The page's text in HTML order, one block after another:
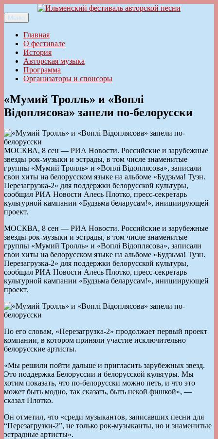
к
содержимому
Ильменский фестиваль авторской песни
Меню
Главная
О фестивале
История
Авторская музыка
Программа
Организаторы и спонсоры
«Мумий Тролль» и «Воплi
Вiдоплясова» запели по-белорусски
МОСКВА, 8 сен — РИА Новости. Российские и зарубежные
звезды рок-музыки и эстрады, в том числе знаменитые
группы «Мумий Тролль» и «Воплi Вiдоплясова», записали
свои хиты на белорусском языке на альбоме «Будзьма! Тузн.
Перезагрузка-2» для поддержки белорусской культуры,
сообщил РИА Новости Алесь Плотко, пресс-секретарь
культурной кампании «Будзьма беларусам!», инициирующей
проект.
МОСКВА, 8 сен — РИА Новости. Российские и зарубежные
звезды рок-музыки и эстрады, в том числе знаменитые
группы «Мумий Тролль» и «Воплi Вiдоплясова», записали
свои хиты на белорусском языке на альбоме «Будзьма! Тузн.
Перезагрузка-2» для поддержки белорусской культуры,
сообщил РИА Новости Алесь Плотко, пресс-секретарь
культурной кампании «Будзьма беларусам!», инициирующей
проект.
По его словам, «Перезагрузка-2» продолжает первый проект
компании, в котором приняли участие исключительно
белорусские артисты.
«Мы решили пойти дальше и пригласить зарубежных звезд.
Это поддержка Белоруссии и белорусской культуры. Мы
хотим показать, что по-белорусски можно петь, и что это
может быть модно, так сказать, быть некой фишкой», —
сказал Плотко.
Он отметил, что «среди музыкантов, записавших песни для
“Перезагрузки-2”, не только рок-музыканты, но и знаменитые
эстрадные артисты».